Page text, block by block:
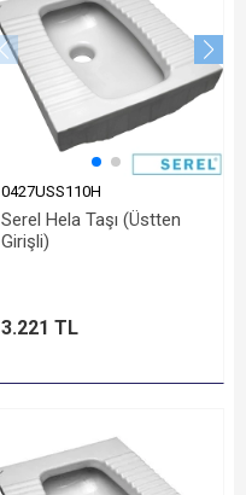
0427USS110H
Serel Hela Taşı (Üstten
Girişli)
3.221 TL